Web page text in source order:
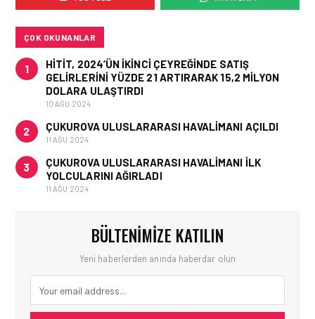
KARŞI HANGI ÖNLEMLER
ÇOK OKUNANLAR
1
HITIT, 2024’ÜN IKINCI ÇEYREĞINDE SATIŞ
GELIRLERINI YÜZDE 21 ARTIRARAK 15,2 MILYON
DOLARA ULAŞTIRDI
10 AĞU 2024
2 ÇUKUROVA ULUSLARARASI HAVALIMANI AÇILDI
11 AĞU 2024
3
ÇUKUROVA ULUSLARARASI HAVALIMANI İLK
YOLCULARINI AĞIRLADI
11 AĞU 2024
BÜLTENIMIZE KATILIN
Yeni haberlerden anında haberdar olun